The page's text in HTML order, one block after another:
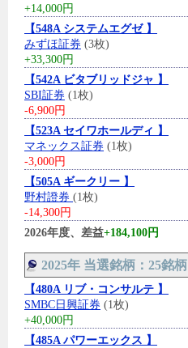
+14,000円
【548A システムエグゼ 】
みずほ証券 (3枚)
+33,300円
【542A ビタブリッドジャ 】
SBI証券 (1枚)
-6,900円
【523A セイワホールディ 】
マネックス証券 (1枚)
-3,000円
【505A ギークリー 】
野村證券 (1枚)
-14,300円
2026年度、差益+184,100円
2025年 当選銘柄：25銘柄
【480A リブ・コンサルテ 】
SMBC日興証券 (1枚)
+40,000円
【485A パワーエックス 】